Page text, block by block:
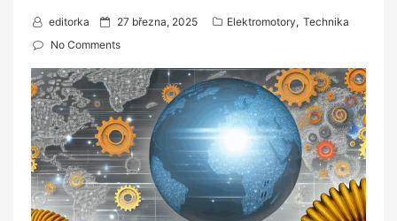
editorka
P
o
t
e
d
o
n
27 března, 2025 Elektromotory, Technika
No Comments